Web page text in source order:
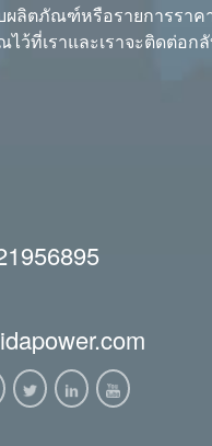
ผลิตภัณฑ์หรือรายการราค
ว้ที่เราและเราจะติดต่อก